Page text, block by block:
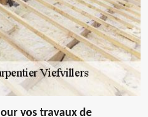
vos travaux de